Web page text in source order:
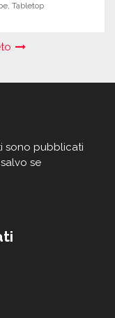
, Tabletop
sono pubblicati
se